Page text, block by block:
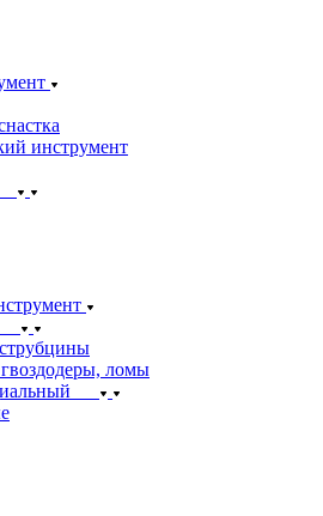
инструмент
ломы